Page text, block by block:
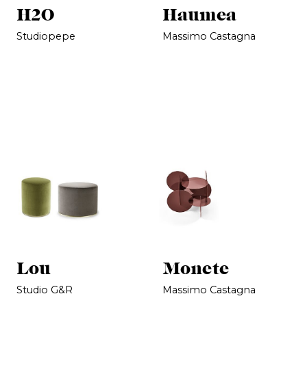
H2O
Studiopepe
Haumea
Massimo Castagna
Lou
Studio G&R
Monete
Massimo Castagna